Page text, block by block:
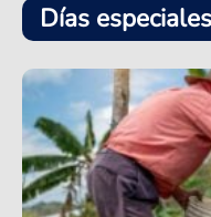
Días especiales